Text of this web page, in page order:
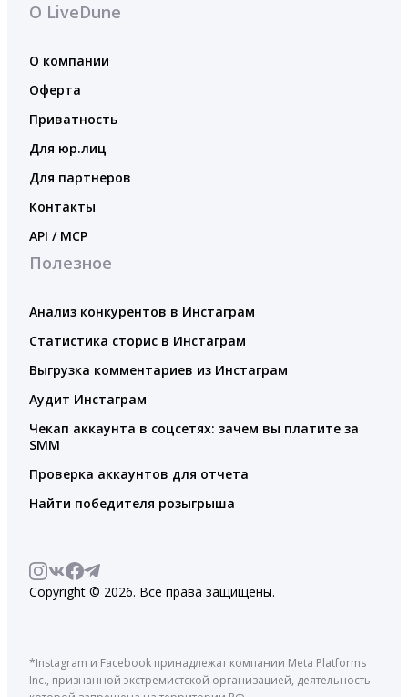
О LiveDune
О компании
Оферта
Приватность
Для юр.лиц
Для партнеров
Контакты
API / MCP
Полезное
Анализ конкурентов в Инстаграм
Статистика сторис в Инстаграм
Выгрузка комментариев из Инстаграм
Аудит Инстаграм
Чекап аккаунта в соцсетях: зачем вы платите за
SMM
Проверка аккаунтов для отчета
Найти победителя розыгрыша
Copyright © 2026. Все права защищены.
*Instagram и Facebook принадлежат компании Meta Platforms
Inc., признанной экстремистской организацией, деятельность